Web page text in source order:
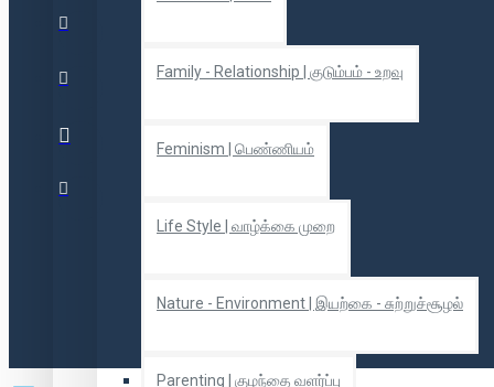
Family - Relationship | குடும்பம் - உறவு
Feminism | பெண்ணியம்
Life Style | வாழ்க்கை முறை
Nature - Environment | இயற்கை - சுற்றுச்சூழல்
Parenting | குழந்தை வளர்ப்பு